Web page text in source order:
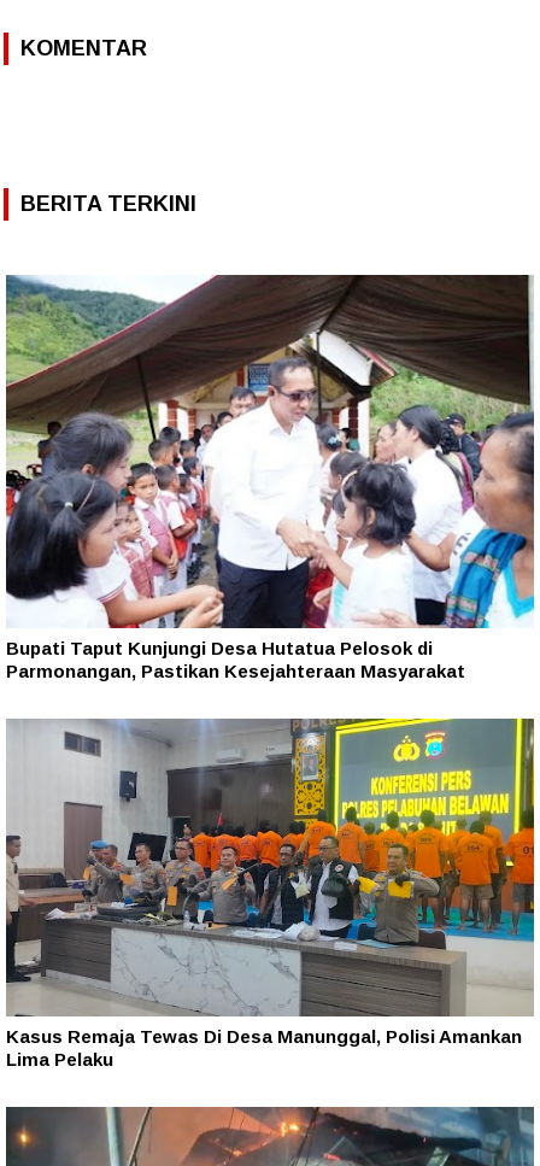
KOMENTAR
BERITA TERKINI
Bupati Taput Kunjungi Desa Hutatua Pelosok di
Parmonangan, Pastikan Kesejahteraan Masyarakat
Kasus Remaja Tewas Di Desa Manunggal, Polisi Amankan
Lima Pelaku